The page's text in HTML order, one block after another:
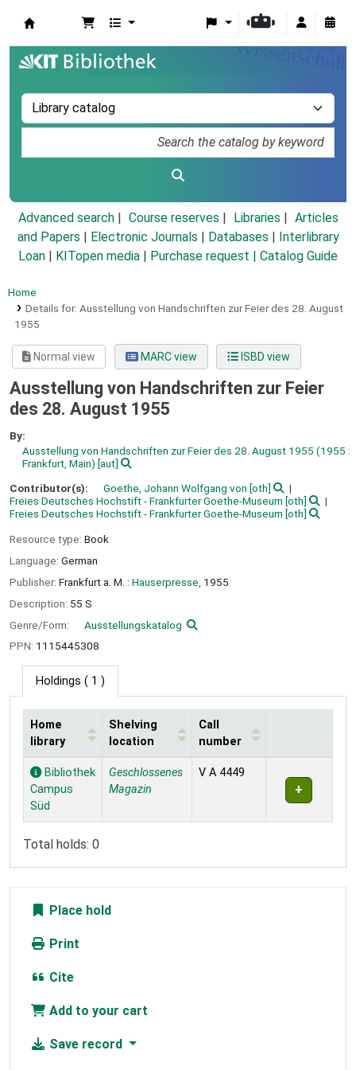
Advanced search Course reserves Libraries
Articles
and Papers
Electronic Journals Databases
Interlibrary
Loan
KITopen media Purchase request | Catalog Guide
Home
Details for: Ausstellung von Handschriften zur Feier des 28. August
1955
Normal view MARC view ISBD view
Ausstellung von Handschriften zur Feier
des 28. August 1955
By:
Ausstellung von Handschriften zur Feier des 28. August 1955 (1955 :
Frankfurt, Main) [aut]
Contributor(s):
Goethe, Johann Wolfgang von [oth]
Freies Deutsches Hochstift - Frankfurter Goethe-Museum [oth]
Freies Deutsches Hochstift - Frankfurter Goethe-Museum [oth]
Resource type: Book
Language: German
Publisher: Frankfurt a. M. : Hauserpresse, 1955
Description: 55 S
Genre/Form:
Ausstellungskatalog
PPN: 1115445308
Holdings ( 1 )
Holdings
Home
library
Shelving
location
Call
number
Bibliothek
Campus
Süd
Geschlossenes
Magazin
V A 4449
Total holds: 0
Place hold
Print
Cite
Add to your cart
Save record